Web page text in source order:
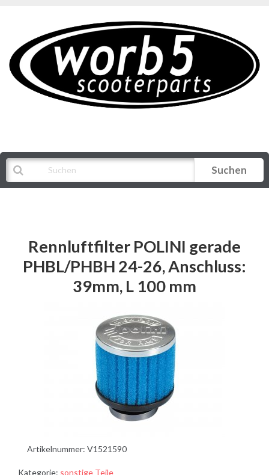
Suchen
Rennluftfilter POLINI gerade
PHBL/PHBH 24-26, Anschluss:
39mm, L 100 mm
Artikelnummer: V1521590
Kategorie: sonstige Teile